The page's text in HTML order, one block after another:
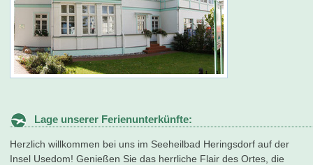
Lage unserer Ferienunterkünfte:
Herzlich willkommen bei uns im Seeheilbad Heringsdorf auf der
Insel Usedom! Genießen Sie das herrliche Flair des Ortes, die